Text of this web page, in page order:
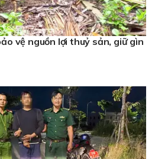
vệ nguồn lợi thuỷ sản, giữ gìn